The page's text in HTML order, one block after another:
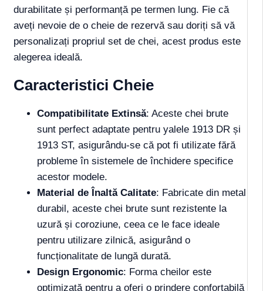
durabilitate și performanță pe termen lung. Fie că
aveți nevoie de o cheie de rezervă sau doriți să vă
personalizați propriul set de chei, acest produs este
alegerea ideală.
Caracteristici Cheie
Compatibilitate Extinsă: Aceste chei brute
sunt perfect adaptate pentru yalele 1913 DR și
1913 ST, asigurându-se că pot fi utilizate fără
probleme în sistemele de închidere specifice
acestor modele.
Material de Înaltă Calitate: Fabricate din metal
durabil, aceste chei brute sunt rezistente la
uzură și coroziune, ceea ce le face ideale
pentru utilizare zilnică, asigurând o
funcționalitate de lungă durată.
Design Ergonomic: Forma cheilor este
optimizată pentru a oferi o prindere confortabilă